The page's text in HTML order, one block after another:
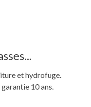
et hydrofuge.
10 ans.